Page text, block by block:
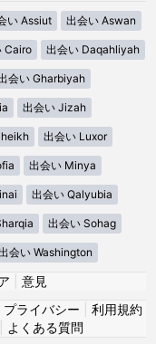
い Assiut 出会い Aswan
Cairo 出会い Daqahliyah
会い Gharbiyah
出会い Jizah
出会い Luxor
出会い Minya
出会い Qalyubia
出会い Sohag
会い Washington
意見
プライバシー
利用規約
よくある質問